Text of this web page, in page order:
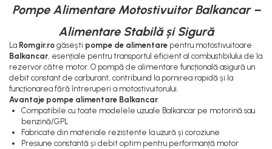
Pompe Apa
Radiatoare Racire
Termostate Răcire
Ventilatoare Răcire
Pompe Alimentare Motostivuitor Balkancar –
Alimentare Stabilă și Sigură
La Romgir.ro găsești pompe de alimentare pentru motostivuitoare
Balkancar, esențiale pentru transportul eficient al combustibilului de la
rezervor către motor. O pompă de alimentare funcțională asigură un
debit constant de carburant, contribuind la pornirea rapidă și la
funcționarea fără întreruperi a motostivuitorului.
Avantaje pompe alimentare Balkancar:
Compatibile cu toate modelele uzuale Balkancar pe motorină sau
benzină/GPL
Fabricate din materiale rezistente la uzură și coroziune
Presiune constantă și debit optim pentru performanță motor